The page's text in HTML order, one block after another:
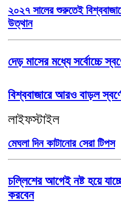
২০২৭ সালের শুরুতেই
উত্থান
দেড় মাসের মধ্যে সর্বোচ্চে
বিশ্ববাজারে আরও বাড়ল
লাইফস্টাইল
মেঘলা দিন কাটানোর সেরা টিপস
চল্লিশের আগেই নষ্ট হয়ে
করবেন